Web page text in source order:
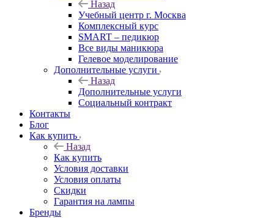
Назад
Учебный центр г. Москва
Комплексный курс
SMART – педикюр
Все виды маникюра
Гелевое моделирование
Дополнительные услуги
Назад
Дополнительные услуги
Социальный контракт
Контакты
Блог
Как купить
Назад
Как купить
Условия доставки
Условия оплаты
Скидки
Гарантия на лампы
Бренды